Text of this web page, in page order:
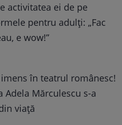
activitatea ei de pe
pentru adulți: „Fac
e wow!”
în teatrul românesc!
Adela Mărculescu s-a
viață